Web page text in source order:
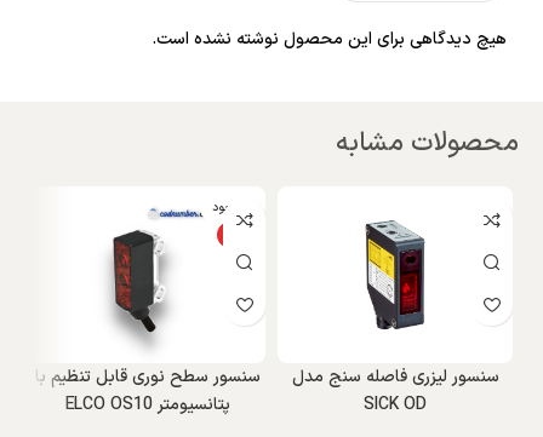
هیچ دیدگاهی برای این محصول نوشته نشده است.
محصولات مشابه
سنسور لیزری فاصله سنج مدل
SICK OD
ناموجود
سنسور سطح نوری قابل تنظیم با
پتانسیومتر ELCO OS10